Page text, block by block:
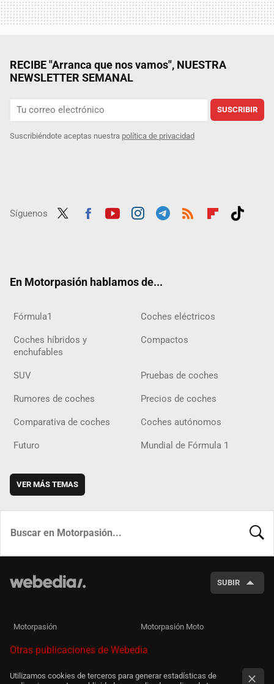
RECIBE "Arranca que nos vamos", NUESTRA
NEWSLETTER SEMANAL
SUSCRIBIR
Suscribiéndote aceptas nuestra política de privacidad
Síguenos
En Motorpasión hablamos de...
Fórmula1 Coches eléctricos
Coches híbridos y
enchufables
Compactos
SUV Pruebas de coches
Rumores de coches Precios de coches
Comparativa de coches Coches autónomos
Futuro Mundial de Fórmula 1
VER MÁS TEMAS
SUBIR
Motorpasión Motorpasión Moto
Otras publicaciones de Webedia
Utilizamos cookies de terceros para generar estadísticas de